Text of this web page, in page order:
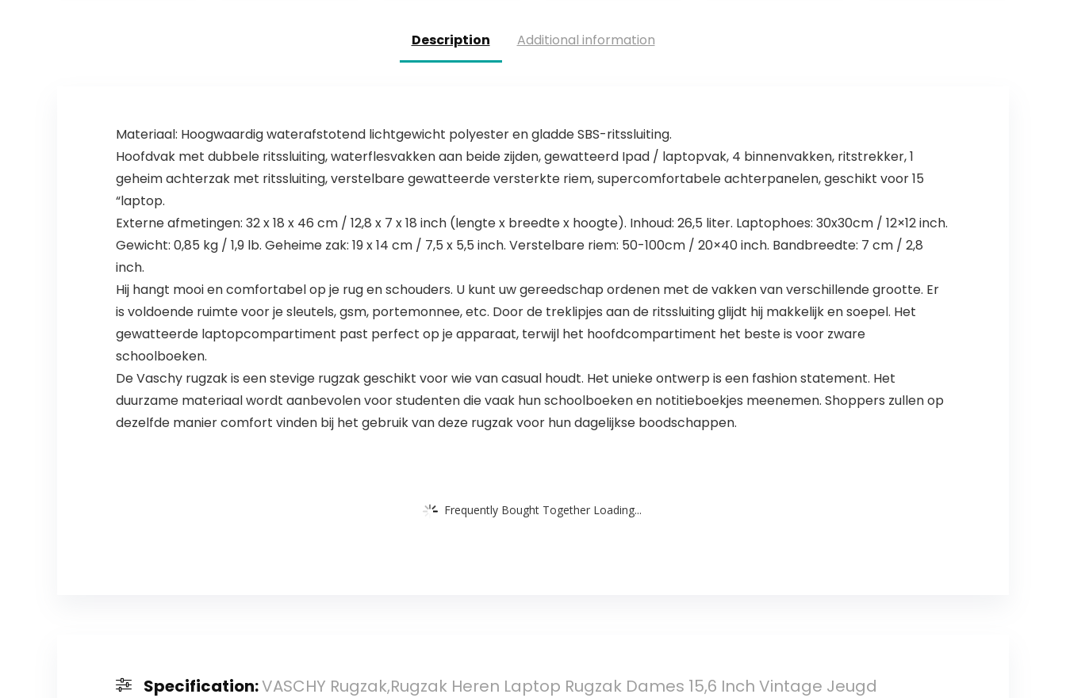
Wandelen
Outdoor Sport
cover telefoon
riemclip case
kaarthouder
karabijnhaak lus
Description Additional information
Materiaal: Hoogwaardig waterafstotend lichtgewicht polyester en gladde SBS-ritssluiting.
Hoofdvak met dubbele ritssluiting, waterflesvakken aan beide zijden, gewatteerd Ipad / laptopvak, 4 binnenvakken, ritstrekker, 1
geheim achterzak met ritssluiting, verstelbare gewatteerde versterkte riem, supercomfortabele achterpanelen, geschikt voor 15
“laptop.
Externe afmetingen: 32 x 18 x 46 cm / 12,8 x 7 x 18 inch (lengte x breedte x hoogte). Inhoud: 26,5 liter. Laptophoes: 30x30cm / 12×12 inch.
Gewicht: 0,85 kg / 1,9 lb. Geheime zak: 19 x 14 cm / 7,5 x 5,5 inch. Verstelbare riem: 50-100cm / 20×40 inch. Bandbreedte: 7 cm / 2,8
inch.
Hij hangt mooi en comfortabel op je rug en schouders. U kunt uw gereedschap ordenen met de vakken van verschillende grootte. Er
is voldoende ruimte voor je sleutels, gsm, portemonnee, etc. Door de treklipjes aan de ritssluiting glijdt hij makkelijk en soepel. Het
gewatteerde laptopcompartiment past perfect op je apparaat, terwijl het hoofdcompartiment het beste is voor zware
schoolboeken.
De Vaschy rugzak is een stevige rugzak geschikt voor wie van casual houdt. Het unieke ontwerp is een fashion statement. Het
duurzame materiaal wordt aanbevolen voor studenten die vaak hun schoolboeken en notitieboekjes meenemen. Shoppers zullen op
dezelfde manier comfort vinden bij het gebruik van deze rugzak voor hun dagelijkse boodschappen.
Frequently Bought Together Loading...
Specification:VASCHY Rugzak,Rugzak Heren Laptop Rugzak Dames 15,6 Inch Vintage Jeugd